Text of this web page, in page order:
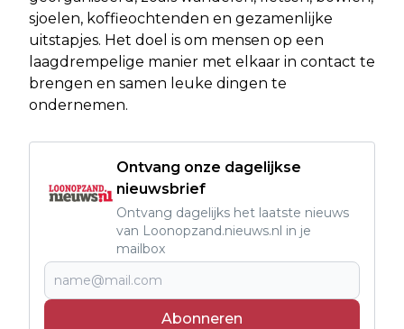
sjoelen, koffieochtenden en gezamenlijke
uitstapjes. Het doel is om mensen op een
laagdrempelige manier met elkaar in contact te
brengen en samen leuke dingen te
ondernemen.
Ontvang onze dagelijkse
nieuwsbrief
Ontvang dagelijks het laatste nieuws
van Loonopzand.nieuws.nl in je
mailbox
Abonneren